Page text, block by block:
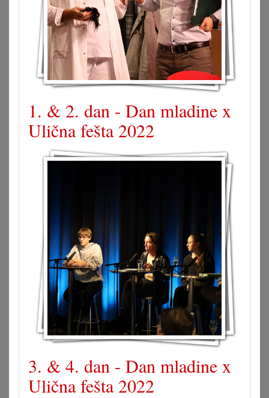
1. & 2. dan - Dan mladine x
Ulična fešta 2022
3. & 4. dan - Dan mladine x
Ulična fešta 2022